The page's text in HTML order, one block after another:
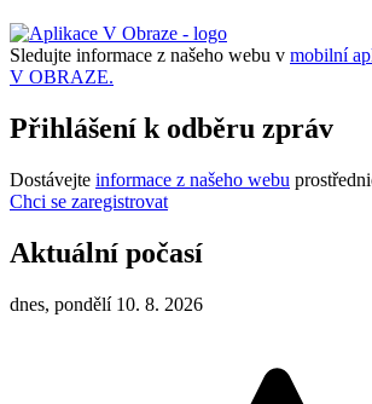
Sledujte informace z našeho webu v mobilní
V OBRAZE.
Přihlášení k odběru zpráv
Dostávejte informace z našeho webu
Chci se zaregistrovat
Aktuální počasí
dnes, pondělí 10. 8. 2026